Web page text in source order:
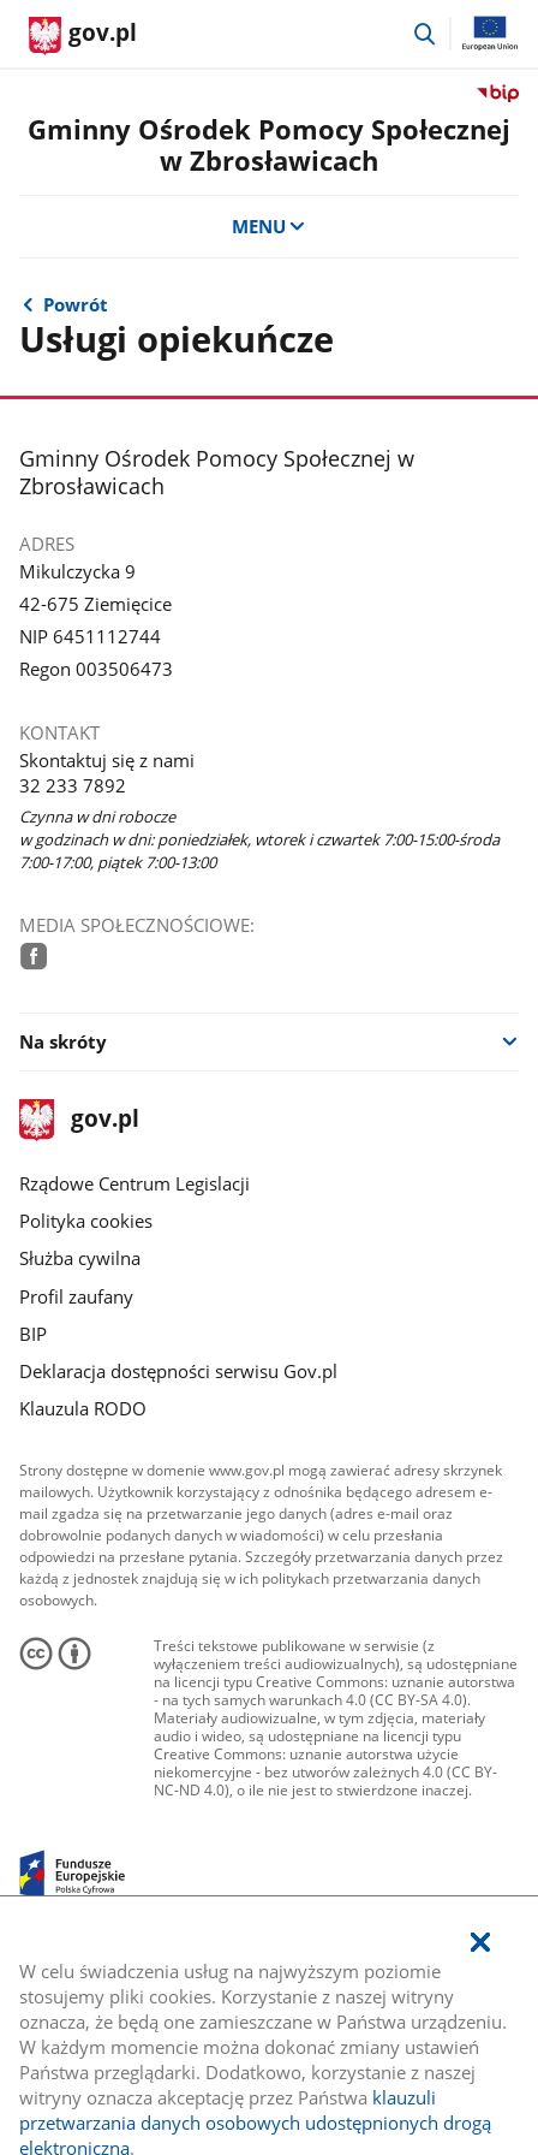
W celu świadczenia usług na najwyższym poziomie
stosujemy pliki cookies. Korzystanie z naszej witryny
oznacza, że będą one zamieszczane w Państwa urządzeniu.
W każdym momencie można dokonać zmiany ustawień
Państwa przeglądarki. Dodatkowo, korzystanie z naszej
witryny oznacza akceptację przez Państwa klauzuli
przetwarzania danych osobowych udostępnionych drogą
elektroniczną.
gov.pl
przejdź
Przejdź
do
Gminny Ośrodek Pomocy Społecznej
w Zbrosławicach
MENU
Powrót
Usługi opiekuńcze
stopka
Gminny Ośrodek Pomocy Społecznej w
Zbrosławicach
ADRES
Mikulczycka 9
42-675 Ziemięcice
NIP 6451112744
Regon 003506473
KONTAKT
Skontaktuj się z nami
32 233 7892
Czynna w dni robocze
w godzinach w dni: poniedziałek, wtorek i czwartek 7:00-15:00-środa
7:00-17:00, piątek 7:00-13:00
MEDIA SPOŁECZNOŚCIOWE:
Na skróty
stopka
gov.plStrona
gov.pl
Rządowe Centrum Legislacji
Polityka cookies
Służba cywilna
Profil zaufany
BIP
Deklaracja dostępności serwisu Gov.pl
Klauzula RODO
Strony dostępne w domenie www.gov.pl mogą zawierać adresy skrzynek
mailowych. Użytkownik korzystający z odnośnika będącego adresem e-
mail zgadza się na przetwarzanie jego danych (adres e-mail oraz
dobrowolnie podanych danych w wiadomości) w celu przesłania
odpowiedzi na przesłane pytania. Szczegóły przetwarzania danych przez
każdą z jednostek znajdują się w ich politykach przetwarzania danych
osobowych.
Treści tekstowe publikowane w serwisie (z
wyłączeniem treści audiowizualnych), są udostępniane
na licencji typu Creative Commons: uznanie autorstwa
- na tych samych warunkach 4.0 (CC BY-SA 4.0).
Materiały audiowizualne, w tym zdjęcia, materiały
audio i wideo, są udostępniane na licencji typu
Creative Commons: uznanie autorstwa użycie
niekomercyjne - bez utworów zależnych 4.0 (CC BY-
NC-ND 4.0), o ile nie jest to stwierdzone inaczej.